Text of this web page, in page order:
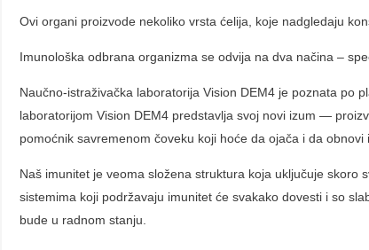
Ovi organi proizvode nekoliko vrsta ćelija, koje nadgledaju
Imunološka odbrana organizma se odvija na dva načina –
Naučno-istraživačka laboratorija Vision DEM4 je poznata po
laboratorijom Vision DEM4 predstavlja svoj novi izum —
pomoćnik savremenom čoveku koji hoće da ojača i da obnovi
Naš imunitet je veoma složena struktura koja uključuje
sistemima koji podržavaju imunitet će svakako dovesti i so
bude u radnom stanju.